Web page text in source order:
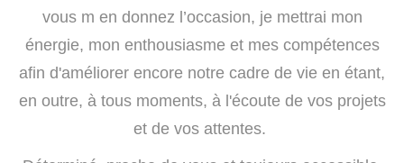
vous m en donnez l’occasion, je mettrai mon
énergie, mon enthousiasme et mes compétences
afin d'améliorer encore notre cadre de vie en étant,
en outre, à tous moments, à l'écoute de vos projets
et de vos attentes.